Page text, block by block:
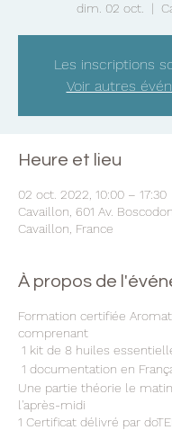
dim. 02 oct.
  |
Les inscriptions
Voir autres
Heure et lieu
02 oct. 2022, 10:00 – 17:30
Cavaillon, 601 Av.
Cavaillon, France
À propos de
Formation certifiée
comprenant
1 kit de 8 huiles
1 documentation en
Une partie théorie le
l'après-midi
1 Certificat délivré par